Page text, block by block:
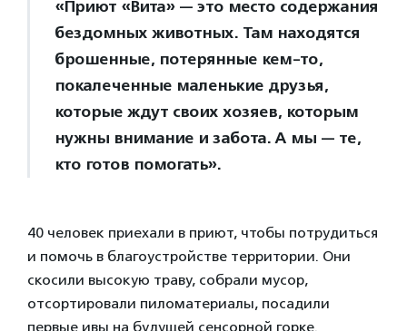
«Приют «Вита» — это место содержания
бездомных животных. Там находятся
брошенные, потерянные кем-то,
покалеченные маленькие друзья,
которые ждут своих хозяев, которым
нужны внимание и забота. А мы — те,
кто готов помогать».
40 человек приехали в приют, чтобы потрудиться
и помочь в благоустройстве территории. Они
скосили высокую траву, собрали мусор,
отсортировали пиломатериалы, посадили
первые ивы на будущей сенсорной горке.